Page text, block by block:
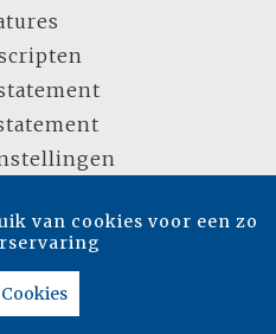
- Alle rechten voorbehouden -
Dog and Pony
van cookies voor een zo